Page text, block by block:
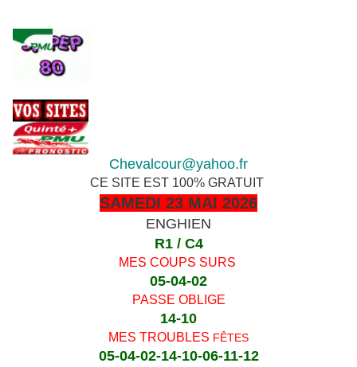
Chevalcour@yahoo.fr
CE SITE EST 100% GRATUIT
SAMEDI 23 MAI 2026
ENGHIEN
R1 / C4
MES COUPS SURS
05-04-02
PASSE OBLIGE
14-10
MES TROUBLES FÊTES
05-04-02-14-10-06-11-12